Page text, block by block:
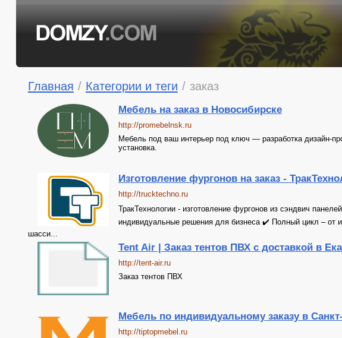
Главная / Категории и теги / заказ
Мебель на заказ в Новосибирске
http://promebelnsk.ru
Мебель под ваш интерьер под ключ — разработка дизайн-
установка.
Изготовление фургонов на заказ -
http://trucktechno.ru
ТракТехнологии - изготовление фургонов из сэндвич
индивидуальные решения для бизнеса ✔️ Полный цикл – от
шасси...
Tent Air | Заказ тентов ПВХ с доставкой в
http://tent-air.ru
Заказ тентов ПВХ
Мебель по индивидуальному заказу в
http://tiptopmebel.ru